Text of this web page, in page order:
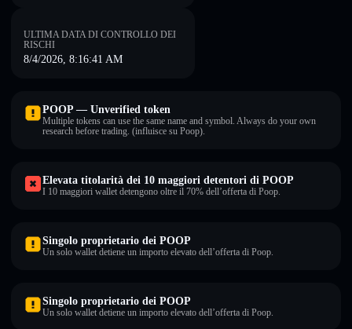
ULTIMA DATA DI CONTROLLO DEI
RISCHI
8/4/2026, 8:16:41 AM
POOP — Unverified token
Multiple tokens can use the same name and symbol. Always do your own
research before trading. (influisce su Poop).
Elevata titolarità dei 10 maggiori detentori di POOP
I 10 maggiori wallet detengono oltre il 70% dell’offerta di Poop.
Singolo proprietario dei POOP
Un solo wallet detiene un importo elevato dell’offerta di Poop.
Singolo proprietario dei POOP
Un solo wallet detiene un importo elevato dell’offerta di Poop.